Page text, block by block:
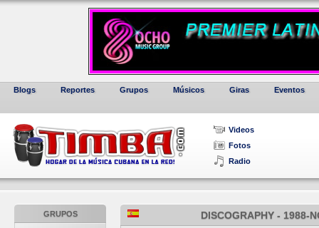
Blogs Reportes Grupos Músicos Giras Eventos
Videos
Fotos
Radio
GRUPOS DISCOGRAPHY - 1988-